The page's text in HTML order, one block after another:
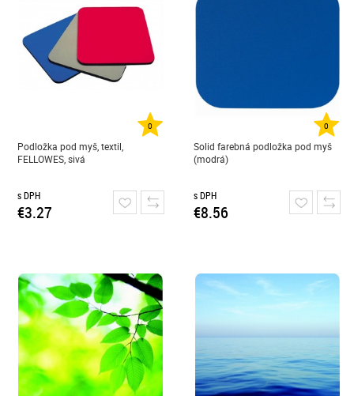
0
Podložka pod myš, textil,
FELLOWES, sivá
s DPH
€3.27
0
Solid farebná podložka pod myš
(modrá)
s DPH
€8.56